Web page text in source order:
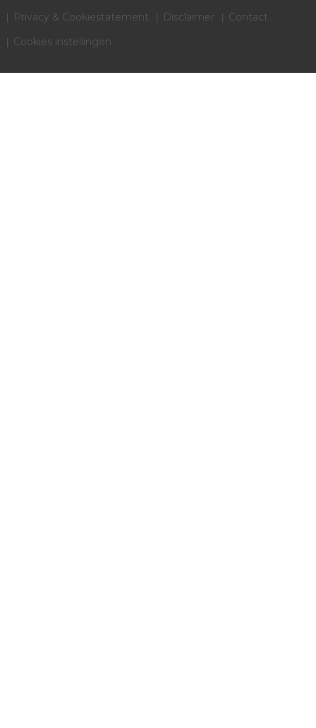
Privacy & Cookiestatement
Disclaimer
Contact
Cookies instellingen